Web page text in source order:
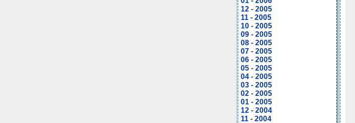
12 - 2005
11 - 2005
10 - 2005
09 - 2005
08 - 2005
07 - 2005
06 - 2005
05 - 2005
04 - 2005
03 - 2005
02 - 2005
01 - 2005
12 - 2004
11 - 2004